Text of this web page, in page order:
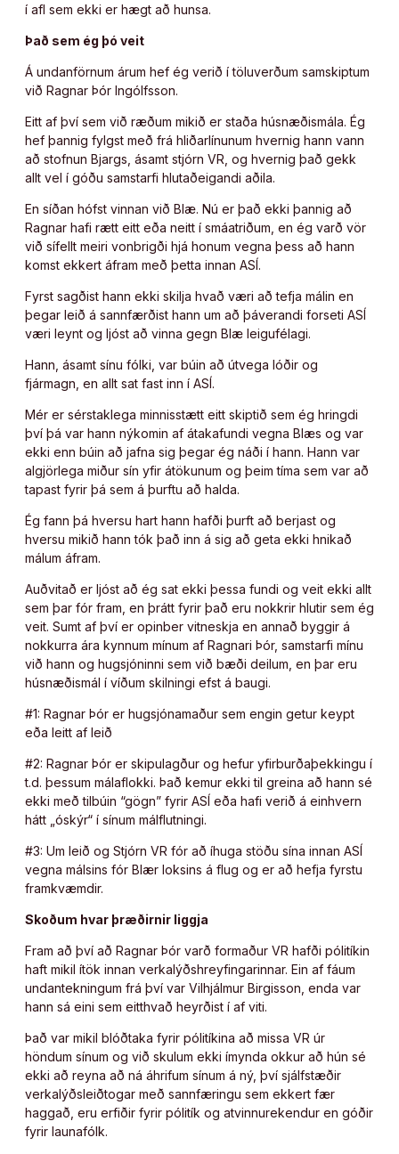
í afl sem ekki er hægt að hunsa.
Það sem ég þó veit
Á undanförnum árum hef ég verið í töluverðum samskiptum
við Ragnar Þór Ingólfsson.
Eitt af því sem við ræðum mikið er staða húsnæðismála. Ég
hef þannig fylgst með frá hliðarlínunum hvernig hann vann
að stofnun Bjargs, ásamt stjórn VR, og hvernig það gekk
allt vel í góðu samstarfi hlutaðeigandi aðila.
En síðan hófst vinnan við Blæ. Nú er það ekki þannig að
Ragnar hafi rætt eitt eða neitt í smáatriðum, en ég varð vör
við sífellt meiri vonbrigði hjá honum vegna þess að hann
komst ekkert áfram með þetta innan ASÍ.
Fyrst sagðist hann ekki skilja hvað væri að tefja málin en
þegar leið á sannfærðist hann um að þáverandi forseti ASÍ
væri leynt og ljóst að vinna gegn Blæ leigufélagi.
Hann, ásamt sínu fólki, var búin að útvega lóðir og
fjármagn, en allt sat fast inn í ASÍ.
Mér er sérstaklega minnisstætt eitt skiptið sem ég hringdi
því þá var hann nýkomin af átakafundi vegna Blæs og var
ekki enn búin að jafna sig þegar ég náði í hann. Hann var
algjörlega miður sín yfir átökunum og þeim tíma sem var að
tapast fyrir þá sem á þurftu að halda.
Ég fann þá hversu hart hann hafði þurft að berjast og
hversu mikið hann tók það inn á sig að geta ekki hnikað
málum áfram.
Auðvitað er ljóst að ég sat ekki þessa fundi og veit ekki allt
sem þar fór fram, en þrátt fyrir það eru nokkrir hlutir sem ég
veit. Sumt af því er opinber vitneskja en annað byggir á
nokkurra ára kynnum mínum af Ragnari Þór, samstarfi mínu
við hann og hugsjóninni sem við bæði deilum, en þar eru
húsnæðismál í víðum skilningi efst á baugi.
#1: Ragnar Þór er hugsjónamaður sem engin getur keypt
eða leitt af leið
#2: Ragnar Þór er skipulagður og hefur yfirburðaþekkingu í
t.d. þessum málaflokki. Það kemur ekki til greina að hann sé
ekki með tilbúin “gögn” fyrir ASÍ eða hafi verið á einhvern
hátt „óskýr“ í sínum málflutningi.
#3: Um leið og Stjórn VR fór að íhuga stöðu sína innan ASÍ
vegna málsins fór Blær loksins á flug og er að hefja fyrstu
framkvæmdir.
Skoðum hvar þræðirnir liggja
Fram að því að Ragnar Þór varð formaður VR hafði pólitíkin
haft mikil ítök innan verkalýðshreyfingarinnar. Ein af fáum
undantekningum frá því var Vilhjálmur Birgisson, enda var
hann sá eini sem eitthvað heyrðist í af viti.
Það var mikil blóðtaka fyrir pólitíkina að missa VR úr
höndum sínum og við skulum ekki ímynda okkur að hún sé
ekki að reyna að ná áhrifum sínum á ný, því sjálfstæðir
verkalýðsleiðtogar með sannfæringu sem ekkert fær
haggað, eru erfiðir fyrir pólitík og atvinnurekendur en góðir
fyrir launafólk.